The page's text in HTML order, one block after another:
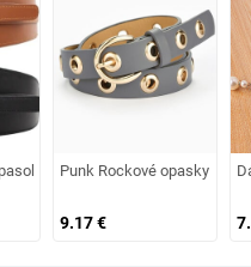
na košeľu
a všestranný, roztomilý a
z 50. rokov, široký pás,
Punk Rockové opasky pre
9.17€